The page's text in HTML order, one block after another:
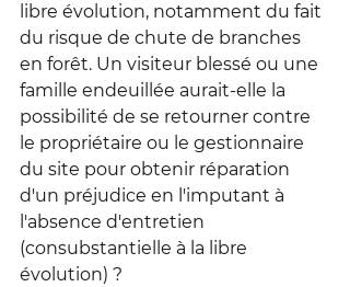
libre évolution, notamment du fait
du risque de chute de branches
en forêt. Un visiteur blessé ou une
famille endeuillée aurait-elle la
possibilité de se retourner contre
le propriétaire ou le gestionnaire
du site pour obtenir réparation
d'un préjudice en l'imputant à
l'absence d'entretien
(consubstantielle à la libre
évolution) ?